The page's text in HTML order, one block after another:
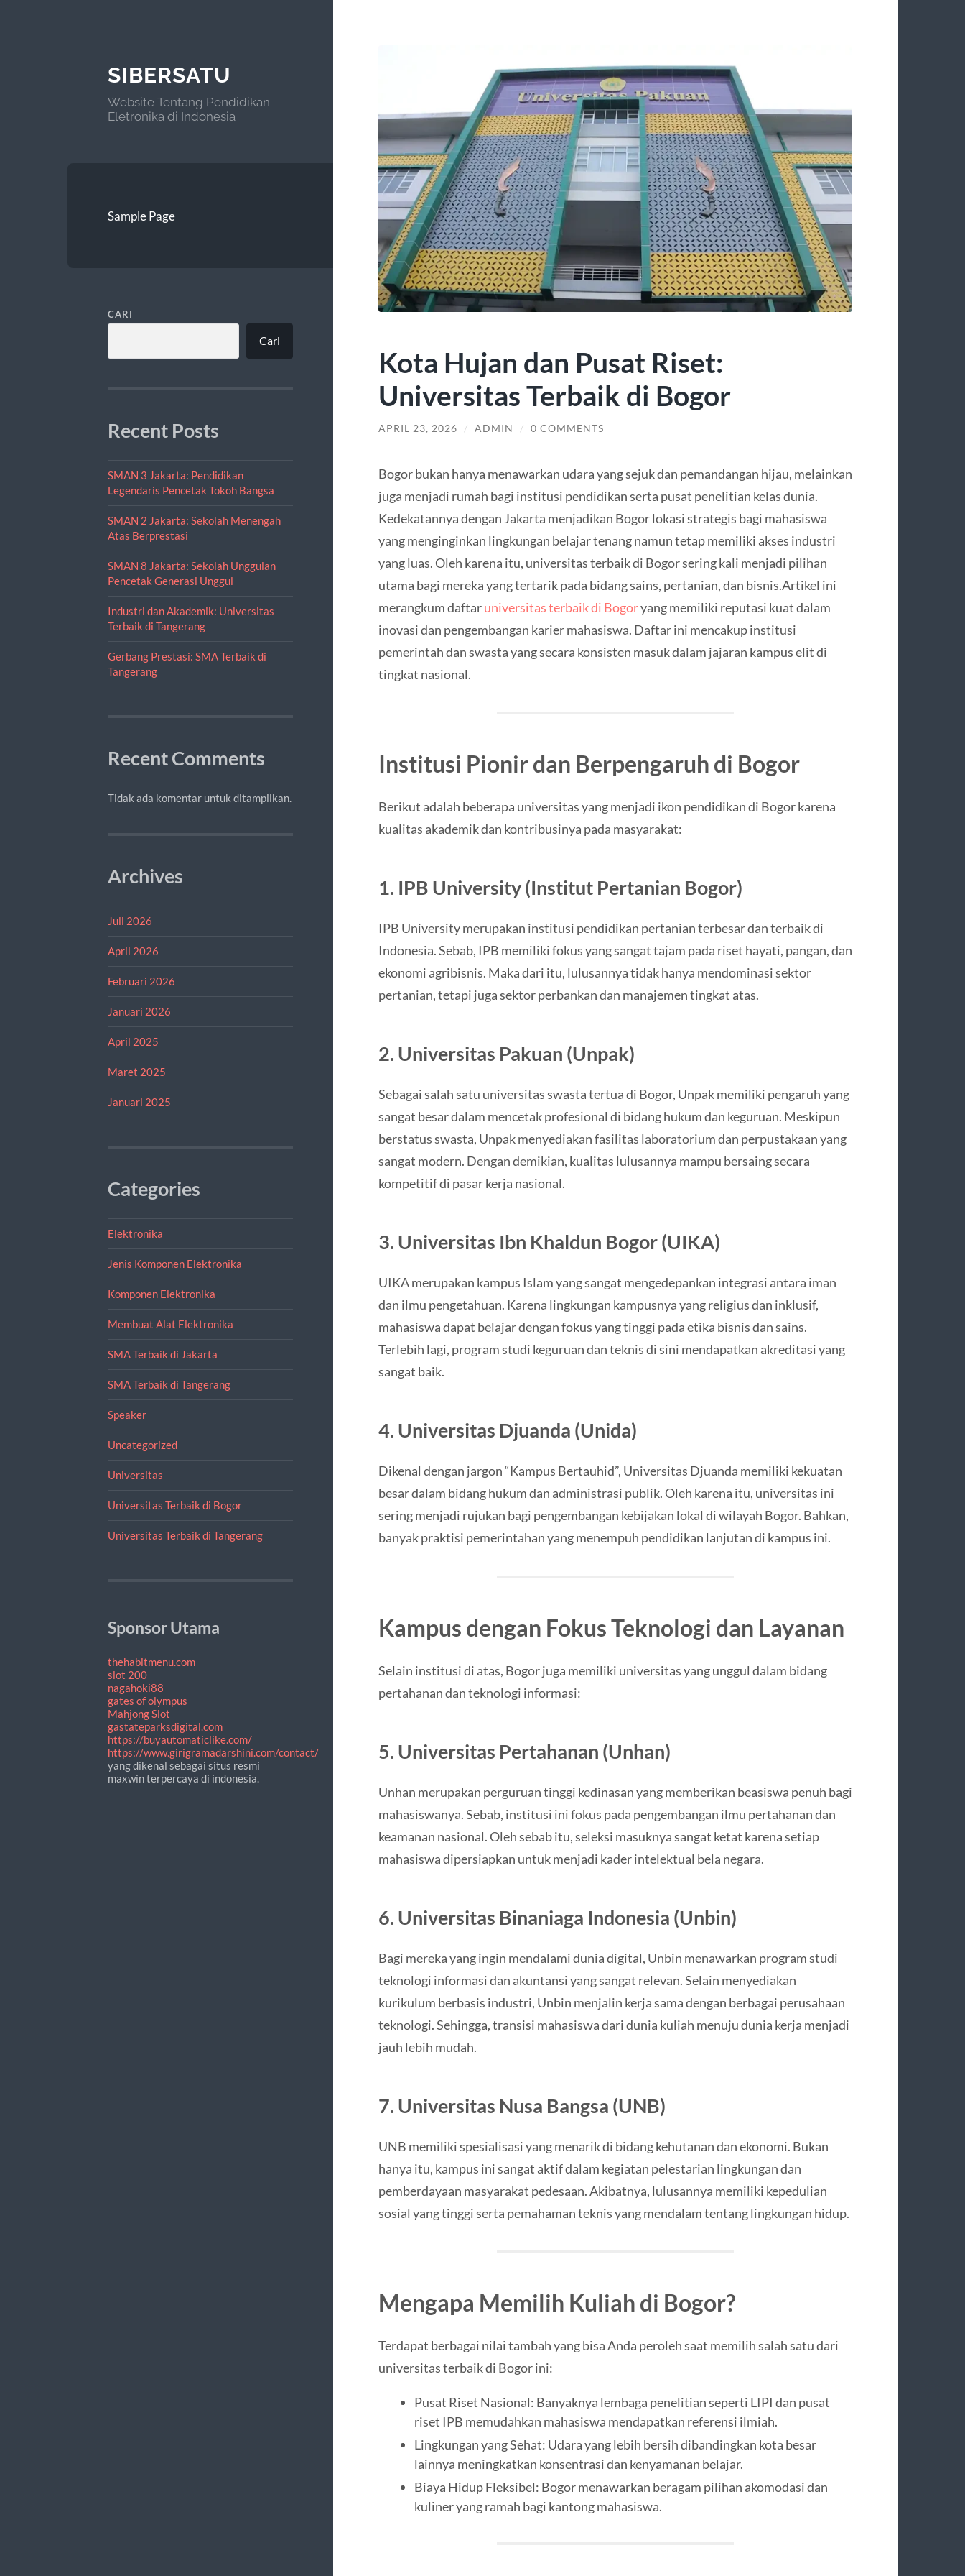
SIBERSATU
Website Tentang Pendidikan
Eletronika di Indonesia
Sample Page
CARI
Cari
Recent Posts
SMAN 3 Jakarta: Pendidikan
Legendaris Pencetak Tokoh Bangsa
SMAN 2 Jakarta: Sekolah Menengah
Atas Berprestasi
SMAN 8 Jakarta: Sekolah Unggulan
Pencetak Generasi Unggul
Industri dan Akademik: Universitas
Terbaik di Tangerang
Gerbang Prestasi: SMA Terbaik di
Tangerang
Recent Comments
Tidak ada komentar untuk ditampilkan.
Archives
Juli 2026
April 2026
Februari 2026
Januari 2026
April 2025
Maret 2025
Januari 2025
Categories
Elektronika
Jenis Komponen Elektronika
Komponen Elektronika
Membuat Alat Elektronika
SMA Terbaik di Jakarta
SMA Terbaik di Tangerang
Speaker
Uncategorized
Universitas
Universitas Terbaik di Bogor
Universitas Terbaik di Tangerang
Sponsor Utama
thehabitmenu.com
slot 200
nagahoki88
gates of olympus
Mahjong Slot
gastateparksdigital.com
https://buyautomaticlike.com/
https://www.girigramadarshini.com/contact/
yang dikenal sebagai situs resmi
maxwin terpercaya di indonesia.
Kota Hujan dan Pusat Riset:
Universitas Terbaik di Bogor
APRIL 23, 2026 / ADMIN / 0 COMMENTS
Bogor bukan hanya menawarkan udara yang sejuk dan pemandangan hijau, melainkan
juga menjadi rumah bagi institusi pendidikan serta pusat penelitian kelas dunia.
Kedekatannya dengan Jakarta menjadikan Bogor lokasi strategis bagi mahasiswa
yang menginginkan lingkungan belajar tenang namun tetap memiliki akses industri
yang luas. Oleh karena itu, universitas terbaik di Bogor sering kali menjadi pilihan
utama bagi mereka yang tertarik pada bidang sains, pertanian, dan bisnis.Artikel ini
merangkum daftaruniversitas terbaik di Bogoryang memiliki reputasi kuat dalam
inovasi dan pengembangan karier mahasiswa. Daftar ini mencakup institusi
pemerintah dan swasta yang secara konsisten masuk dalam jajaran kampus elit di
tingkat nasional.
Institusi Pionir dan Berpengaruh di Bogor
Berikut adalah beberapa universitas yang menjadi ikon pendidikan di Bogor karena
kualitas akademik dan kontribusinya pada masyarakat:
1. IPB University (Institut Pertanian Bogor)
IPB University merupakan institusi pendidikan pertanian terbesar dan terbaik di
Indonesia. Sebab, IPB memiliki fokus yang sangat tajam pada riset hayati, pangan, dan
ekonomi agribisnis. Maka dari itu, lulusannya tidak hanya mendominasi sektor
pertanian, tetapi juga sektor perbankan dan manajemen tingkat atas.
2. Universitas Pakuan (Unpak)
Sebagai salah satu universitas swasta tertua di Bogor, Unpak memiliki pengaruh yang
sangat besar dalam mencetak profesional di bidang hukum dan keguruan. Meskipun
berstatus swasta, Unpak menyediakan fasilitas laboratorium dan perpustakaan yang
sangat modern. Dengan demikian, kualitas lulusannya mampu bersaing secara
kompetitif di pasar kerja nasional.
3. Universitas Ibn Khaldun Bogor (UIKA)
UIKA merupakan kampus Islam yang sangat mengedepankan integrasi antara iman
dan ilmu pengetahuan. Karena lingkungan kampusnya yang religius dan inklusif,
mahasiswa dapat belajar dengan fokus yang tinggi pada etika bisnis dan sains.
Terlebih lagi, program studi keguruan dan teknis di sini mendapatkan akreditasi yang
sangat baik.
4. Universitas Djuanda (Unida)
Dikenal dengan jargon “Kampus Bertauhid”, Universitas Djuanda memiliki kekuatan
besar dalam bidang hukum dan administrasi publik. Oleh karena itu, universitas ini
sering menjadi rujukan bagi pengembangan kebijakan lokal di wilayah Bogor. Bahkan,
banyak praktisi pemerintahan yang menempuh pendidikan lanjutan di kampus ini.
Kampus dengan Fokus Teknologi dan Layanan
Selain institusi di atas, Bogor juga memiliki universitas yang unggul dalam bidang
pertahanan dan teknologi informasi:
5. Universitas Pertahanan (Unhan)
Unhan merupakan perguruan tinggi kedinasan yang memberikan beasiswa penuh bagi
mahasiswanya. Sebab, institusi ini fokus pada pengembangan ilmu pertahanan dan
keamanan nasional. Oleh sebab itu, seleksi masuknya sangat ketat karena setiap
mahasiswa dipersiapkan untuk menjadi kader intelektual bela negara.
6. Universitas Binaniaga Indonesia (Unbin)
Bagi mereka yang ingin mendalami dunia digital, Unbin menawarkan program studi
teknologi informasi dan akuntansi yang sangat relevan. Selain menyediakan
kurikulum berbasis industri, Unbin menjalin kerja sama dengan berbagai perusahaan
teknologi. Sehingga, transisi mahasiswa dari dunia kuliah menuju dunia kerja menjadi
jauh lebih mudah.
7. Universitas Nusa Bangsa (UNB)
UNB memiliki spesialisasi yang menarik di bidang kehutanan dan ekonomi. Bukan
hanya itu, kampus ini sangat aktif dalam kegiatan pelestarian lingkungan dan
pemberdayaan masyarakat pedesaan. Akibatnya, lulusannya memiliki kepedulian
sosial yang tinggi serta pemahaman teknis yang mendalam tentang lingkungan hidup.
Mengapa Memilih Kuliah di Bogor?
Terdapat berbagai nilai tambah yang bisa Anda peroleh saat memilih salah satu dari
universitas terbaik di Bogor ini:
Pusat Riset Nasional: Banyaknya lembaga penelitian seperti LIPI dan pusat
riset IPB memudahkan mahasiswa mendapatkan referensi ilmiah.
Lingkungan yang Sehat: Udara yang lebih bersih dibandingkan kota besar
lainnya meningkatkan konsentrasi dan kenyamanan belajar.
Biaya Hidup Fleksibel: Bogor menawarkan beragam pilihan akomodasi dan
kuliner yang ramah bagi kantong mahasiswa.